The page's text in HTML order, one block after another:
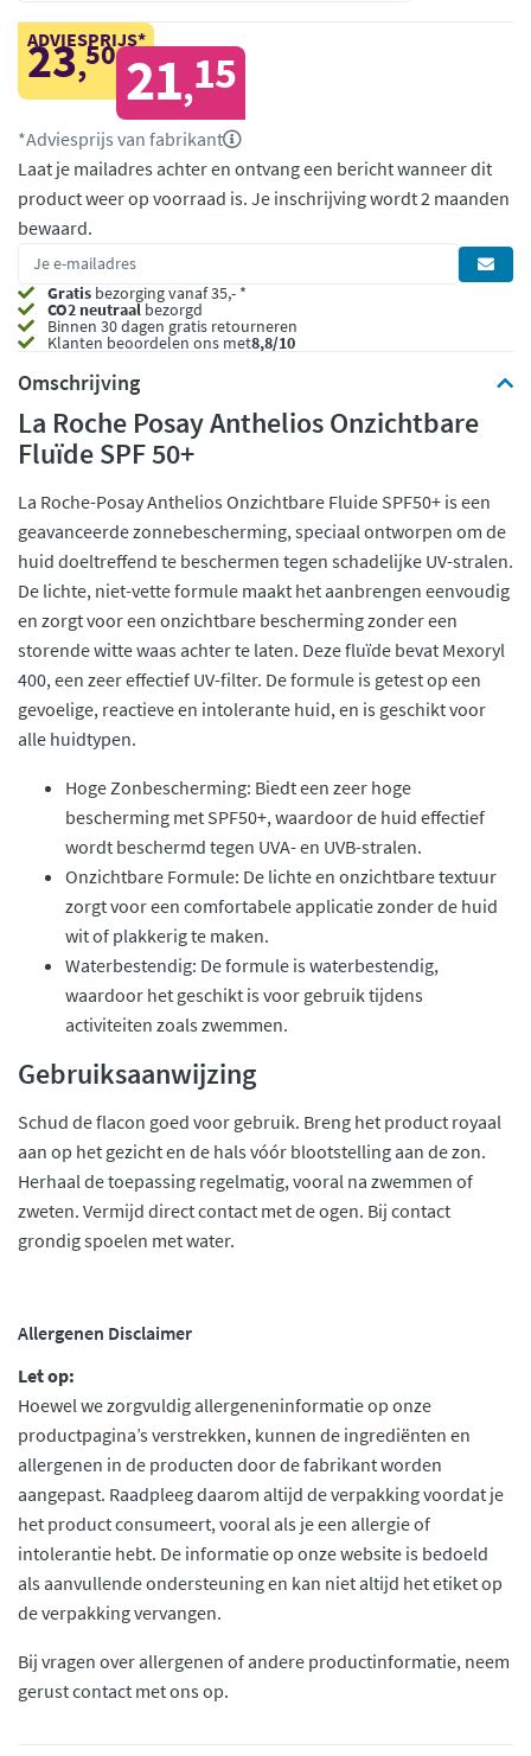
ADVIESPRIJS*
23,50 21,15
*Adviesprijs van fabrikant
Laat je mailadres achter en ontvang een bericht wanneer dit
product weer op voorraad is. Je inschrijving wordt 2 maanden
bewaard.
Gratis bezorging vanaf 35,- *
CO2 neutraalbezorgd
Binnen 30 dagen gratis retourneren
Klanten beoordelen ons met8,8/10
Omschrijving
La Roche Posay Anthelios Onzichtbare
Fluïde SPF 50+
La Roche-Posay Anthelios Onzichtbare Fluide SPF50+ is een
geavanceerde zonnebescherming, speciaal ontworpen om de
huid doeltreffend te beschermen tegen schadelijke UV-stralen.
De lichte, niet-vette formule maakt het aanbrengen eenvoudig
en zorgt voor een onzichtbare bescherming zonder een
storende witte waas achter te laten. Deze fluïde bevat Mexoryl
400, een zeer effectief UV-filter. De formule is getest op een
gevoelige, reactieve en intolerante huid, en is geschikt voor
alle huidtypen.
Hoge Zonbescherming: Biedt een zeer hoge
bescherming met SPF50+, waardoor de huid effectief
wordt beschermd tegen UVA- en UVB-stralen.
Onzichtbare Formule: De lichte en onzichtbare textuur
zorgt voor een comfortabele applicatie zonder de huid
wit of plakkerig te maken.
Waterbestendig: De formule is waterbestendig,
waardoor het geschikt is voor gebruik tijdens
activiteiten zoals zwemmen.
Gebruiksaanwijzing
Schud de flacon goed voor gebruik. Breng het product royaal
aan op het gezicht en de hals vóór blootstelling aan de zon.
Herhaal de toepassing regelmatig, vooral na zwemmen of
zweten. Vermijd direct contact met de ogen. Bij contact
grondig spoelen met water.
Allergenen Disclaimer
Let op:
Hoewel we zorgvuldig allergeneninformatie op onze
productpagina’s verstrekken, kunnen de ingrediënten en
allergenen in de producten door de fabrikant worden
aangepast. Raadpleeg daarom altijd de verpakking voordat je
het product consumeert, vooral als je een allergie of
intolerantie hebt. De informatie op onze website is bedoeld
als aanvullende ondersteuning en kan niet altijd het etiket op
de verpakking vervangen.
Bij vragen over allergenen of andere productinformatie, neem
gerust contact met ons op.